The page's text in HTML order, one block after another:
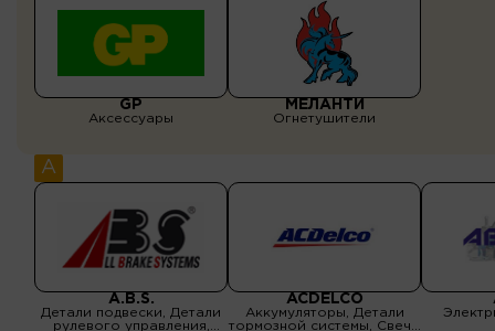
GP
Аксессуары
МЕЛАНТИ
Огнетушители
A
A.B.S.
Детали подвески, Детали
рулевого управления,
ACDELCO
Аккумуляторы, Детали
тормозной системы, Свечи